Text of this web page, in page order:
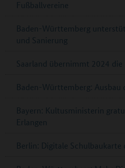
Fußballvereine
Baden-Württemberg
und Sanierung
Saarland übernimmt 2024
Baden-Württemberg: Ausbau
Bayern: Kultusministerin
Erlangen
Berlin: Digitale Schulbaukarte